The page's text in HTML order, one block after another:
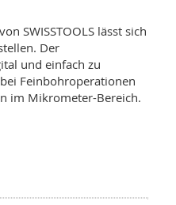
SWISSTOOLS lässt sich
Der
und einfach zu
Feinbohroperationen
im Mikrometer-Bereich.